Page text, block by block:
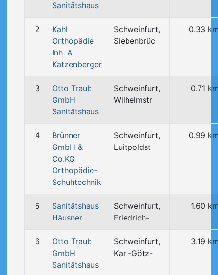
Sanitätshaus
2
Kahl
Orthopädie
Inh. A.
Katzenberger
Schweinfurt,
Siebenbrüc
0.33
3
Otto Traub
GmbH
Sanitätshaus
Schweinfurt,
Wilhelmstr
0.71
4
Brünner
GmbH &
Co.KG
Orthopädie-
Schuhtechnik
Schweinfurt,
Luitpoldst
0.99
5
Sanitätshaus
Häusner
Schweinfurt,
Friedrich-
1.60
6
Otto Traub
GmbH
Sanitätshaus
Schweinfurt,
Karl-Götz-
3.19